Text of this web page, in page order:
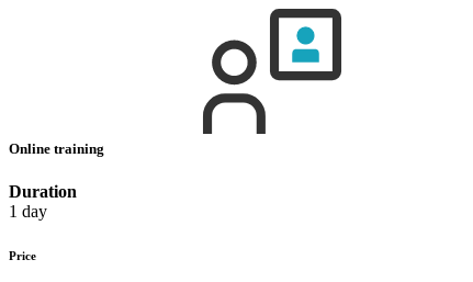
Online training
Duration
1 day
Price